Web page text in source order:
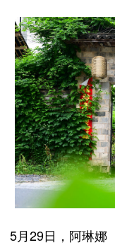
广东
四川
陕西
新疆
多语种频道
English
5月29日，阿琳娜